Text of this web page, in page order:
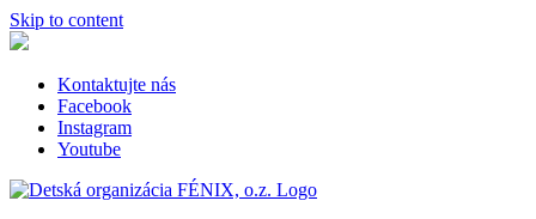
Skip to content
Kontaktujte nás
Facebook
Instagram
Youtube